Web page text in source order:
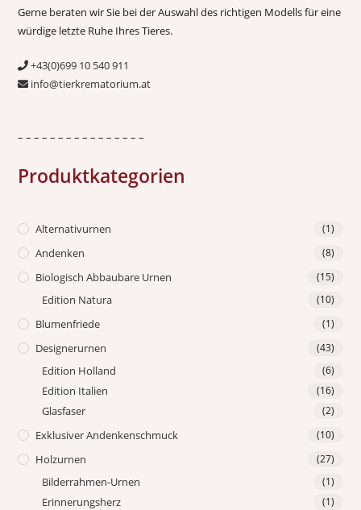
Gerne beraten wir Sie bei der Auswahl des richtigen Modells für eine
würdige letzte Ruhe Ihres Tieres.
+43(0)699 10 540 911
info@tierkrematorium.at
– – – – – – – – – – – – – – – –
Produktkategorien
Alternativurnen (1)
Andenken (8)
Biologisch Abbaubare Urnen (15)
Edition Natura (10)
Blumenfriede (1)
Designerurnen (43)
Edition Holland (6)
Edition Italien (16)
Glasfaser (2)
Exklusiver Andenkenschmuck (10)
Holzurnen (27)
Bilderrahmen-Urnen (1)
Erinnerungsherz (1)